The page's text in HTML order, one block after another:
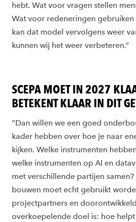
hebt. Wat voor vragen stellen
Wat voor redeneringen gebruiken
kan dat model vervolgens weer
kunnen wij het weer verbeteren.”
SCEPA MOET IN 2027
BETEKENT KLAAR IN DIT
“Dan willen we een goed
kader hebben over hoe je naar
kijken. Welke instrumenten
welke instrumenten op AI en
met verschillende partijen
bouwen moet echt gebruikt
projectpartners en
overkoepelende doel is: hoe